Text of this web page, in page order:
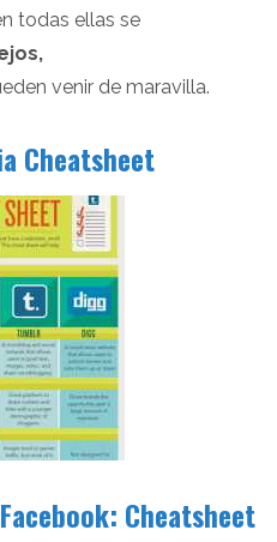
todas ellas se
venir de maravilla.
Cheatsheet
Cheatsheet